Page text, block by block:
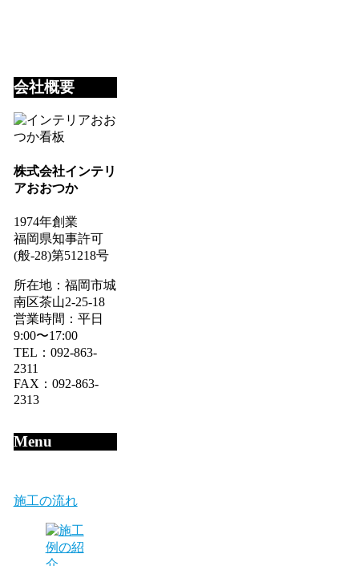
会社概要
株式会社インテリ
アおおつか
1974年創業
福岡県知事許可
(般-28)第51218号
所在地：福岡市城
南区茶山2-25-18
営業時間：平日
9:00〜17:00
TEL：092-863-
2311
FAX：092-863-
2313
Menu
施工の流れ